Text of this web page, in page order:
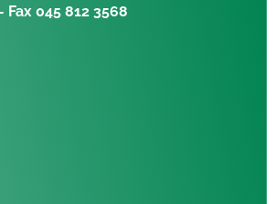
Fax 045 812 3568